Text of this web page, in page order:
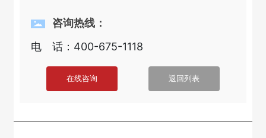
咨询热线：
电 话： 400-675-1118
在线咨询 返回列表